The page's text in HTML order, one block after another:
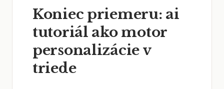
Koniec priemeru: ai
tutoriál ako motor
personalizácie v
triede